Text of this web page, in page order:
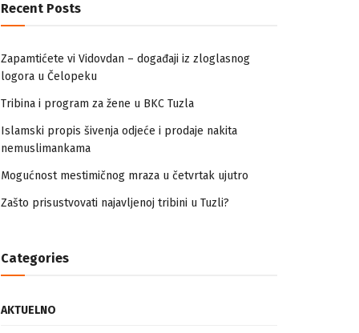
Recent Posts
Zapamtićete vi Vidovdan – događaji iz zloglasnog
logora u Čelopeku
Tribina i program za žene u BKC Tuzla
Islamski propis šivenja odjeće i prodaje nakita
nemuslimankama
Mogućnost mestimičnog mraza u četvrtak ujutro
Zašto prisustvovati najavljenoj tribini u Tuzli?
Categories
AKTUELNO